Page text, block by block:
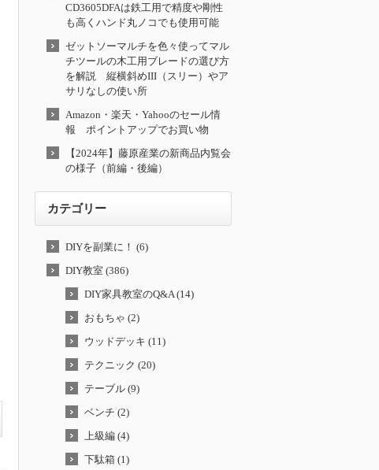
CD3605DFAは鉄工用で精度や剛性
も高くハンド丸ノコでも使用可能
ゼットソーマルチを色々使ってマル
チツールの木工用ブレードの選び方
を解説 縦横斜めIII（スリー）やア
サリなしの使い所
Amazon・楽天・Yahooのセール情
報 ポイントアップでお買い物
【2024年】藤原産業の新商品内覧会
の様子（前編・後編）
カテゴリー
DIYを副業に！ (6)
DIY教室 (386)
DIY家具教室のQ&A (14)
おもちゃ (2)
ウッドデッキ (11)
テクニック (20)
テーブル (9)
ベンチ (2)
上級編 (4)
下駄箱 (1)